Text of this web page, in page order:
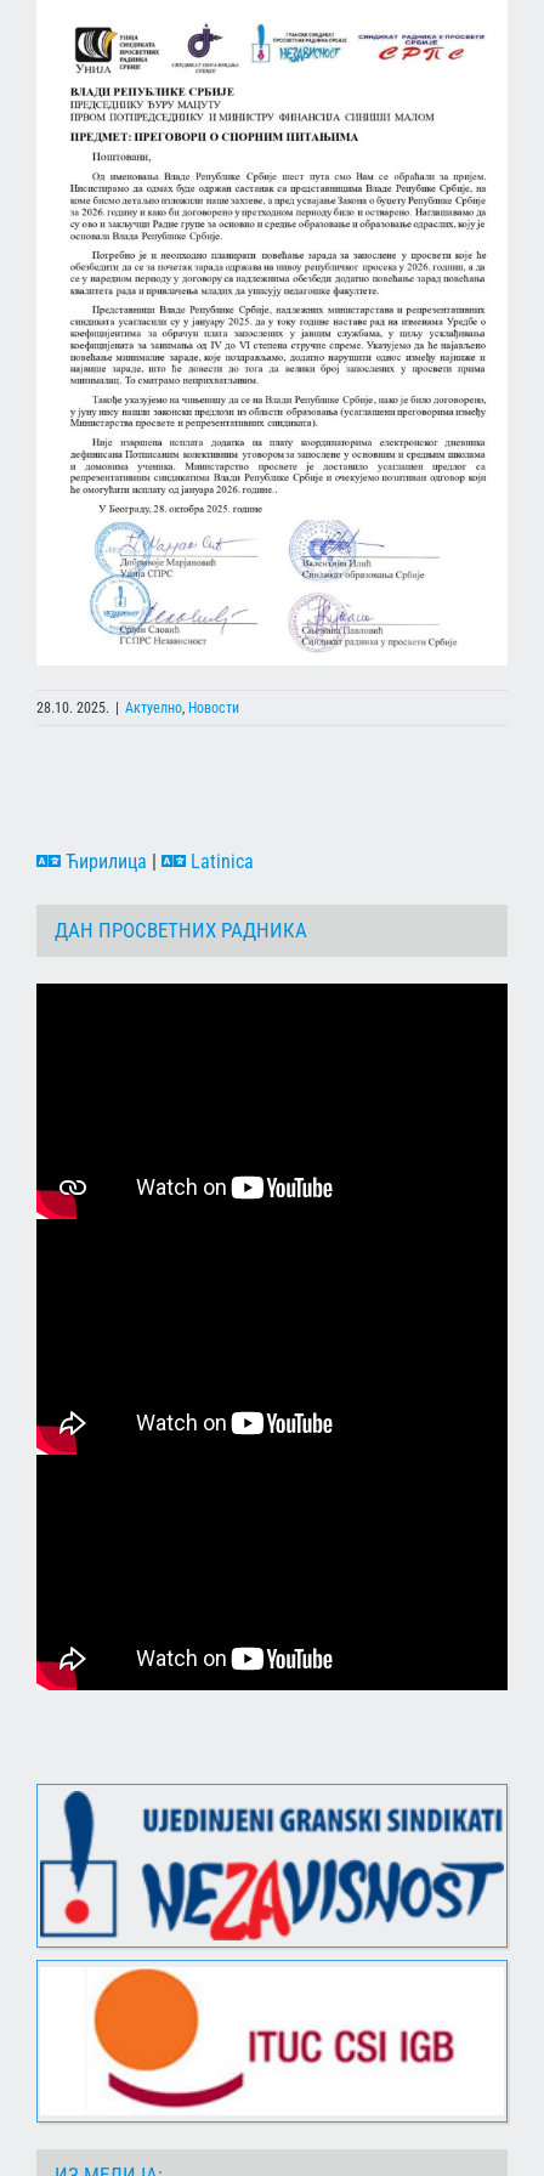
28.10. 2025. Актуелно, Новости
Ћирилица Latinica
ДАН ПРОСВЕТНИХ РАДНИКА